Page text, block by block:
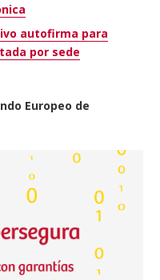
autofirma para
por sede
Europeo de